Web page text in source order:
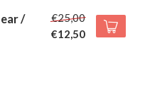
/
€25,00
€12,50